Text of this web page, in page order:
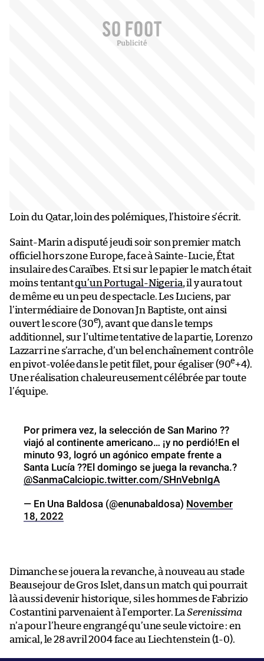
Loin du Qatar, loin des polémiques, l’histoire s’écrit.
Saint-Marin a disputé jeudi soir son premier match
officiel hors zone Europe, face à Sainte-Lucie, État
insulaire des Caraïbes. Et si sur le papier le match était
moins tentantqu’un Portugal-Nigeria, il y aura tout
de même eu un peu de spectacle. Les Luciens, par
l’intermédiaire de Donovan Jn Baptiste, ont ainsi
ouvert le score (30e), avant que dans le temps
additionnel, sur l’ultime tentative de la partie, Lorenzo
Lazzarri ne s’arrache, d’un bel enchaînement contrôle
en pivot-volée dans le petit filet, pour égaliser (90e+4).
Une réalisation chaleureusement célébrée par toute
l’équipe.
Por primera vez, la selección de San Marino ??
viajó al continente americano… ¡y no perdió!En el
minuto 93, logró un agónico empate frente a
Santa Lucía ??El domingo se juega la revancha.?
@SanmaCalciopic.twitter.com/SHnVebnIgA
— En Una Baldosa (@enunabaldosa) November
18, 2022
Dimanche se jouera la revanche, à nouveau au stade
Beausejour de Gros Islet, dans un match qui pourrait
là aussi devenir historique, si les hommes de Fabrizio
Costantini parvenaient à l’emporter. La Serenissima
n’a pour l’heure engrangé qu’une seule victoire : en
amical, le 28 avril 2004 face au Liechtenstein (1-0).